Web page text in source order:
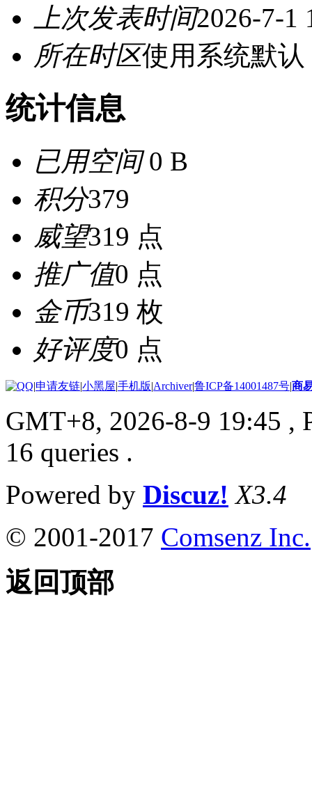
上次发表时间2026-7-1
所在时区使用系统默认
统计信息
已用空间0 B
积分379
威望319 点
推广值0 点
金币319 枚
好评度0 点
|申请友链|小黑屋|手机版|Archiver|鲁ICP备14001487号|商
GMT+8, 2026-8-9 19:45 ,
16 queries .
Powered by Discuz! X3.4
© 2001-2017 Comsenz Inc.
返回顶部